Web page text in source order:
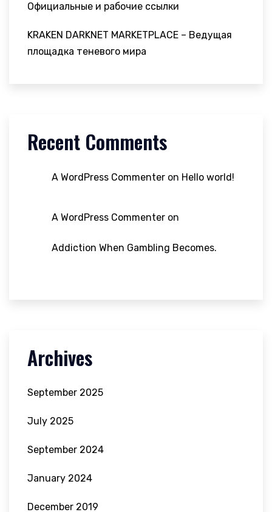
Официальные и рабочие ссылки
KRAKEN DARKNET MARKETPLACE – Ведущая
площадка теневого мира
Recent Comments
A WordPress Commenter on Hello world!
A WordPress Commenter on
Addiction When Gambling Becomes.
Archives
September 2025
July 2025
September 2024
January 2024
December 2019